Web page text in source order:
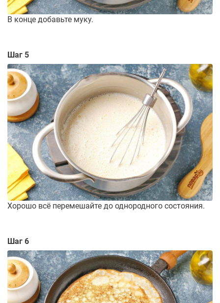
В конце добавьте муку.
Шаг 5
Хорошо всё перемешайте до однородного состояния.
Шаг 6